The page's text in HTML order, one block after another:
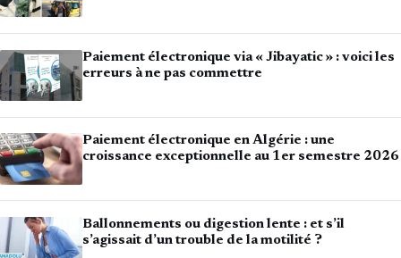
Paiement électronique via « Jibayatic » : voici les
erreurs à ne pas commettre
Paiement électronique en Algérie : une
croissance exceptionnelle au 1er semestre 2026
Ballonnements ou digestion lente : et s’il
s’agissait d’un trouble de la motilité ?